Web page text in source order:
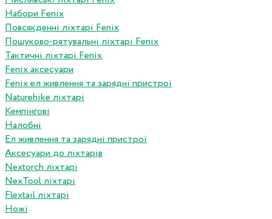
Набори Fenix
Повсякденні ліхтарі Fenix
Пошуково-рятувальні ліхтарі Fenix
Тактичні ліхтарі Fenix
Fenix аксесуари
Fenix ел живлення та зарядні пристрої
Naturehike ліхтарі
Кемпінгові
Налобні
Ел живлення та зарядні пристрої
Аксесуари до ліхтарів
Nextorch ліхтарі
NexTool ліхтарі
Flextail ліхтарі
Ножі